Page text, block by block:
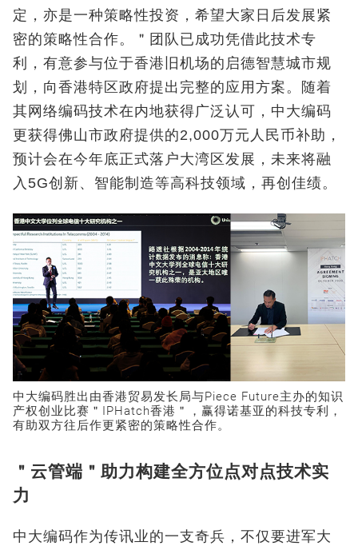
定，亦是一种策略性投资，希望大家日后发展紧
密的策略性合作。＂团队已成功凭借此技术专
利，有意参与位于香港旧机场的启德智慧城市规
划，向香港特区政府提出完整的应用方案。随着
其网络编码技术在内地获得广泛认可，中大编码
更获得佛山市政府提供的2,000万元人民币补助，
预计会在今年底正式落户大湾区发展，未来将融
入5G创新、智能制造等高科技领域，再创佳绩。
中大编码胜出由香港贸易发长局与Piece Future主办的知识
产权创业比赛＂IPHatch香港＂，赢得诺基亚的科技专利，
有助双方往后作更紧密的策略性合作。
＂云管端＂助力构建全方位点对点技术实
力
中大编码作为传讯业的一支奇兵，不仅要进军大